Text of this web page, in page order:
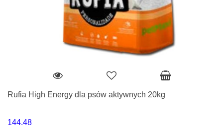
Rufia High Energy dla psów aktywnych 20kg
144.48